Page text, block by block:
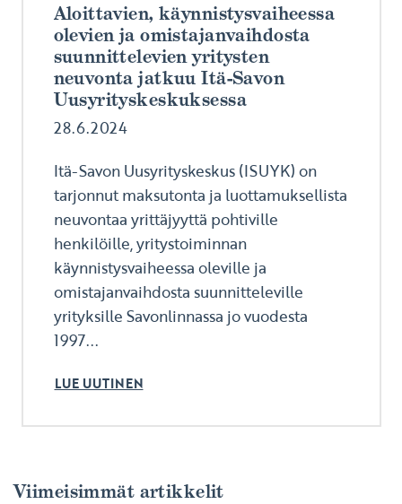
Aloittavien, käynnistysvaiheessa
olevien ja omistajanvaihdosta
suunnittelevien yritysten
neuvonta jatkuu Itä-Savon
Uusyrityskeskuksessa
28.6.2024
Itä-Savon Uusyrityskeskus (ISUYK) on
tarjonnut maksutonta ja luottamuksellista
neuvontaa yrittäjyyttä pohtiville
henkilöille, yritystoiminnan
käynnistysvaiheessa oleville ja
omistajanvaihdosta suunnitteleville
yrityksille Savonlinnassa jo vuodesta
1997...
LUE UUTINEN
Viimeisimmät artikkelit